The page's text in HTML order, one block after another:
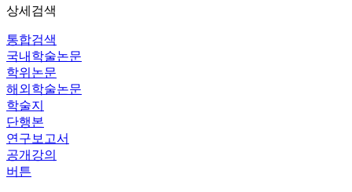
상세검색
통합검색
국내학술논문
학위논문
해외학술논문
학술지
단행본
연구보고서
공개강의
버튼